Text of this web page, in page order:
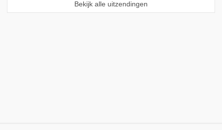
Bekijk alle uitzendingen